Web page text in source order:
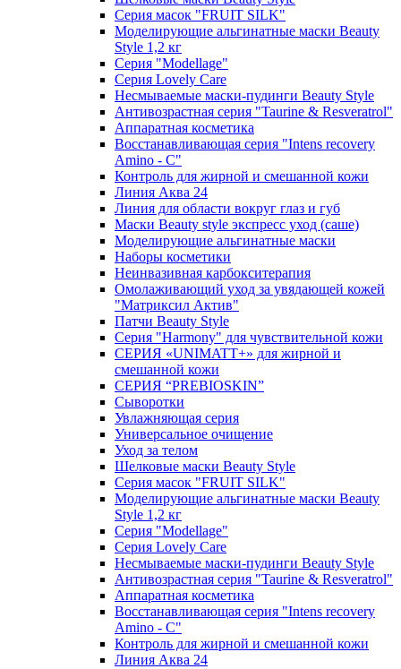
Серия масок "FRUIT SILK"
Моделирующие альгинатные маски Beauty
Style 1,2 кг
Серия "Modellage"
Cерия Lovely Care
Несмываемые маски-пудинги Beauty Style
Антивозрастная серия "Taurine & Resveratrol"
Аппаратная косметика
Восстанавливающая серия "Intens recovery
Amino - C"
Контроль для жирной и смешанной кожи
Линия Аква 24
Линия для области вокруг глаз и губ
Маски Beauty style экспресс уход (саше)
Моделирующие альгинатные маски
Наборы косметики
Неинвазивная карбокситерапия
Омолаживающий уход за увядающей кожей
"Матриксил Актив"
Патчи Beauty Style
Серия "Harmony" для чувствительной кожи
СЕРИЯ «UNIMATT+» для жирной и
смешанной кожи
СЕРИЯ “PREBIOSKIN”
Сыворотки
Увлажняющая серия
Универсальное очищение
Уход за телом
Шелковые маски Beauty Style
Серия масок "FRUIT SILK"
Моделирующие альгинатные маски Beauty
Style 1,2 кг
Серия "Modellage"
Cерия Lovely Care
Несмываемые маски-пудинги Beauty Style
Антивозрастная серия "Taurine & Resveratrol"
Аппаратная косметика
Восстанавливающая серия "Intens recovery
Amino - C"
Контроль для жирной и смешанной кожи
Линия Аква 24